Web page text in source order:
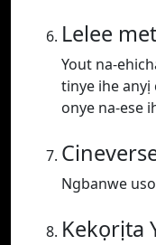
Lelee
Yout na-
tinye ihe anyị
onye na-ese
Ngbanwe
Kekọrịta